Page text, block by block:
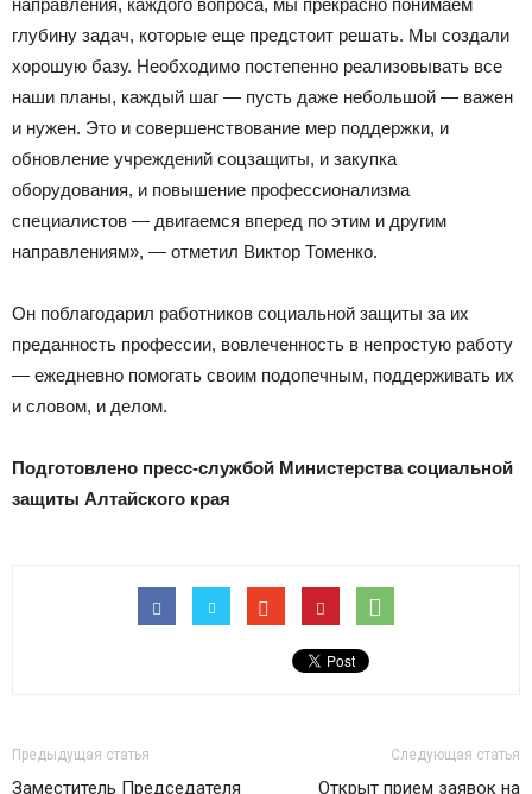
направления, каждого вопроса, мы прекрасно понимаем
глубину задач, которые еще предстоит решать. Мы создали
хорошую базу. Необходимо постепенно реализовывать все
наши планы, каждый шаг — пусть даже небольшой — важен
и нужен. Это и совершенствование мер поддержки, и
обновление учреждений соцзащиты, и закупка
оборудования, и повышение профессионализма
специалистов — двигаемся вперед по этим и другим
направлениям», — отметил Виктор Томенко.
Он поблагодарил работников социальной защиты за их
преданность профессии, вовлеченность в непростую работу
— ежедневно помогать своим подопечным, поддерживать их
и словом, и делом.
Подготовлено пресс-службой Министерства социальной
защиты Алтайского края
Предыдущая статья
Заместитель Председателя
Следующая статья
Открыт прием заявок на